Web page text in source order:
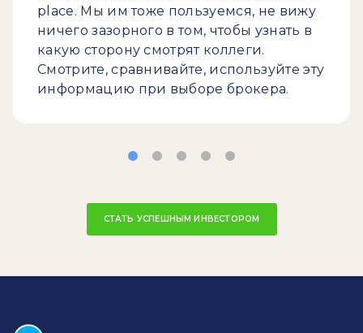
place. Мы им тоже пользуемся, не вижу
ничего зазорного в том, чтобы узнать в
какую сторону смотрят коллеги.
Смотрите, сравнивайте, используйте эту
информацию при выборе брокера.
СТАТЬ УСПЕШНЫМ ИНВЕСТОРОМ